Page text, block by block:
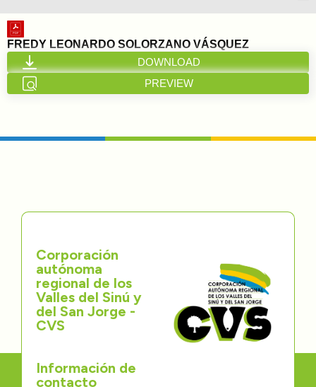
Inicio
Nosotros
Transparencia
Participa
Trámites y Servicios
Contáctenos
FREDY LEONARDO SOLORZANO VÁSQUEZ
DOWNLOAD
PREVIEW
Corporación
autónoma
regional de los
Valles del Sinú y
del San Jorge -
CVS
Información de
contacto